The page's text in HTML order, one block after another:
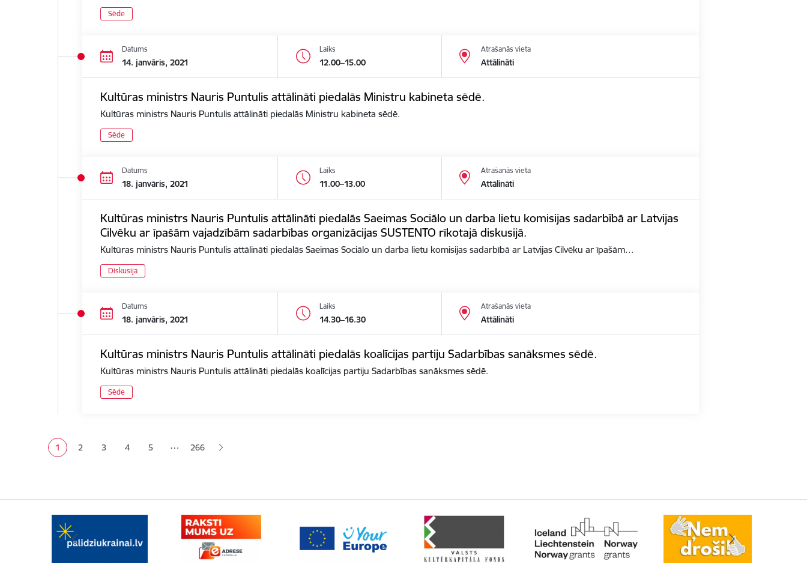
Sēde
Datums
14. janvāris, 2021
Laiks
12.00–15.00
Atrašanās vieta
Attālināti
Kultūras ministrs Nauris Puntulis attālināti piedalās Ministru kabineta sēdē.
Kultūras ministrs Nauris Puntulis attālināti piedalās Ministru kabineta sēdē.
Sēde
Datums
18. janvāris, 2021
Laiks
11.00–13.00
Atrašanās vieta
Attālināti
Kultūras ministrs Nauris Puntulis attālināti piedalās Saeimas Sociālo un darba lietu komisijas sadarbībā ar Latvijas
Cilvēku ar īpašām vajadzībām sadarbības organizācijas SUSTENTO rīkotajā diskusijā.
Kultūras ministrs Nauris Puntulis attālināti piedalās Saeimas Sociālo un darba lietu komisijas sadarbībā ar Latvijas Cilvēku ar īpašām…
Diskusija
Datums
18. janvāris, 2021
Laiks
14.30–16.30
Atrašanās vieta
Attālināti
Kultūras ministrs Nauris Puntulis attālināti piedalās koalīcijas partiju Sadarbības sanāksmes sēdē.
Kultūras ministrs Nauris Puntulis attālināti piedalās koalīcijas partiju Sadarbības sanāksmes sēdē.
Sēde
Pašreizējā lapa
1 Lapa
2 Lapa
3 Lapa
4 Lapa
5 … 266